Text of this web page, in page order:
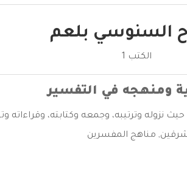
السنوسي بلعم
الكتب 1
ومنهجه في التفسير
نزوله وترتيبه، وجمعه وكتابته، وقراءاته
, مناهج المفسرين